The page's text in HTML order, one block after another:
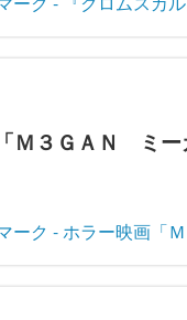
Ｍ３ＧＡＮ ミー